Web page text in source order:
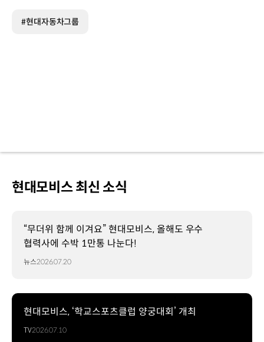
#현대자동차그룹
현대모비스 최신 소식
“무더위 함께 이겨요” 현대모비스, 올해도 우수
협력사에 수박 1만통 나눈다!
뉴스2026.07.20
현대모비스, ‘학교스포츠클럽 양궁대회’ 개최
TV2026.07.10